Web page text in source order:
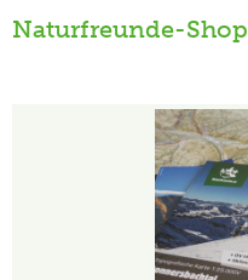
Naturfreunde-Shop